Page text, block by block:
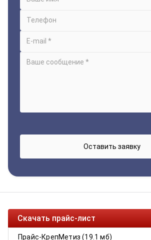
Скачать прайс-лист
Прайс-КрепМетиз (19.1 мб)